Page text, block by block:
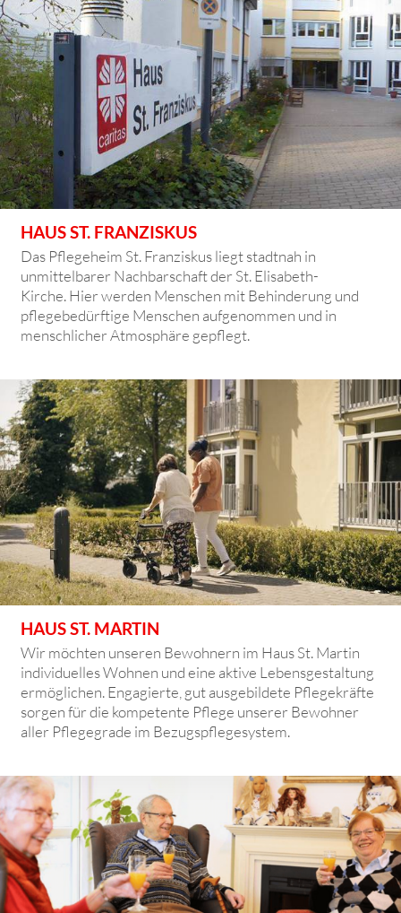
HAUS ST. FRANZISKUS
Das Pflegeheim St. Franziskus liegt stadtnah in
unmittelbarer Nachbarschaft der St. Elisabeth-
Kirche. Hier werden Menschen mit Behinderung und
pflegebedürftige Menschen aufgenommen und in
menschlicher Atmosphäre gepflegt.
HAUS ST. MARTIN
Wir möchten unseren Bewohnern im Haus St. Martin
individuelles Wohnen und eine aktive Lebensgestaltung
ermöglichen. Engagierte, gut ausgebildete Pflegekräfte
sorgen für die kompetente Pflege unserer Bewohner
aller Pflegegrade im Bezugspflegesystem.